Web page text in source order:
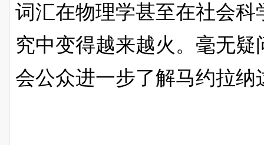
词汇在物理学甚至在社会
究中变得越来越火。毫无
会公众进一步了解马约拉